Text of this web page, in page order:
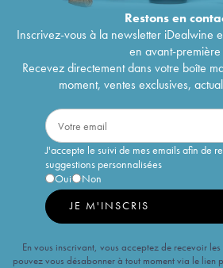
Restons en
Inscrivez-vous à la newsletter iDealwine
en avant-première
Recevez directement dans votre boîte
moment, ventes exclusives,
J'accepte le suivi de mes emails afin de
suggestions personnalisées
Oui
Non
JE M'INSCRIS
En vous inscrivant, vous acceptez de recevoir
pouvez vous désabonner à tout moment via le lien